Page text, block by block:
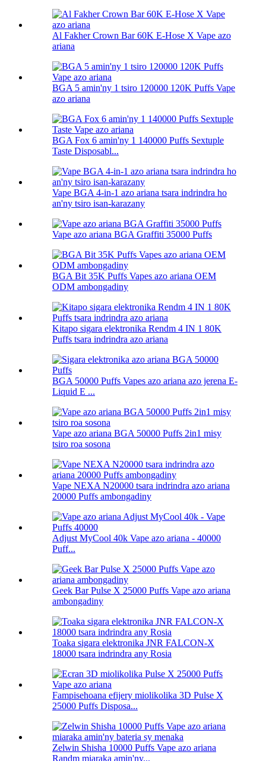
Al Fakher Crown Bar 60K E-Hose X Vape azo
ariana
BGA 5 amin'ny 1 tsiro 120000 120K Puffs Vape
azo ariana
BGA Fox 6 amin'ny 1 140000 Puffs Sextuple
Taste Disposabl...
Vape BGA 4-in-1 azo ariana tsara indrindra ho
an'ny tsiro isan-karazany
Vape azo ariana BGA Graffiti 35000 Puffs
BGA Bit 35K Puffs Vapes azo ariana OEM
ODM ambongadiny
Kitapo sigara elektronika Rendm 4 IN 1 80K
Puffs tsara indrindra azo ariana
BGA 50000 Puffs Vapes azo ariana azo jerena E-
Liquid E ...
Vape azo ariana BGA 50000 Puffs 2in1 misy
tsiro roa sosona
Vape NEXA N20000 tsara indrindra azo ariana
20000 Puffs ambongadiny
Adjust MyCool 40k Vape azo ariana - 40000
Puff...
Geek Bar Pulse X 25000 Puffs Vape azo ariana
ambongadiny
Toaka sigara elektronika JNR FALCON-X
18000 tsara indrindra any Rosia
Fampisehoana efijery miolikolika 3D Pulse X
25000 Puffs Disposa...
Zelwin Shisha 10000 Puffs Vape azo ariana
Randm miaraka amin'ny...